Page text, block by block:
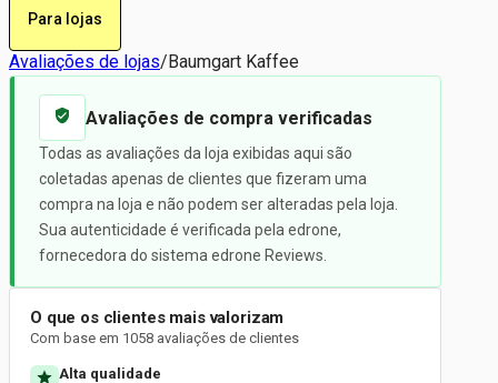
Para lojas
Avaliações de lojas/Baumgart Kaffee
Avaliações de compra verificadas
Todas as avaliações da loja exibidas aqui são
coletadas apenas de clientes que fizeram uma
compra na loja e não podem ser alteradas pela loja.
Sua autenticidade é verificada pela edrone,
fornecedora do sistema edrone Reviews.
O que os clientes mais valorizam
Com base em 1058 avaliações de clientes
Alta qualidade